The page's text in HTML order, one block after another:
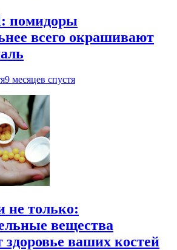
помидоры
всего окрашивают
9 месяцев спустя
не только:
вещества
здоровье ваших костей